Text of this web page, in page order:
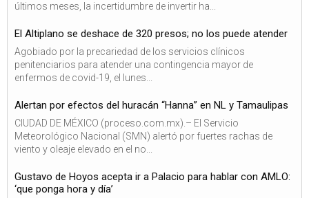
últimos meses, la incertidumbre de invertir ha...
El Altiplano se deshace de 320 presos; no los puede atender
Agobiado por la precariedad de los servicios clínicos
penitenciarios para atender una contingencia mayor de
enfermos de covid-19, el lunes...
Alertan por efectos del huracán “Hanna” en NL y Tamaulipas
CIUDAD DE MÉXICO (proceso.com.mx).– El Servicio
Meteorológico Nacional (SMN) alertó por fuertes rachas de
viento y oleaje elevado en el no...
Gustavo de Hoyos acepta ir a Palacio para hablar con AMLO:
‘que ponga hora y día’